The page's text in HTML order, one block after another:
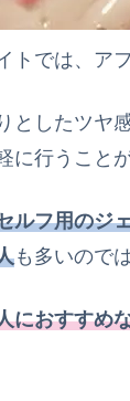
トでは、ア
としたツヤ
に行うこと
ルフ用のジ
も多いので
におすすめ